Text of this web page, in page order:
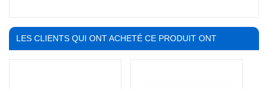
LES CLIENTS QUI ONT ACHETÉ CE PRODUIT ONT